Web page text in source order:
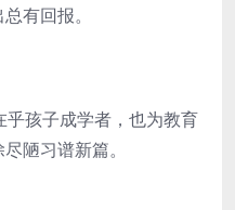
有回报。
孩子成学者，也为教育
陋习谱新篇。